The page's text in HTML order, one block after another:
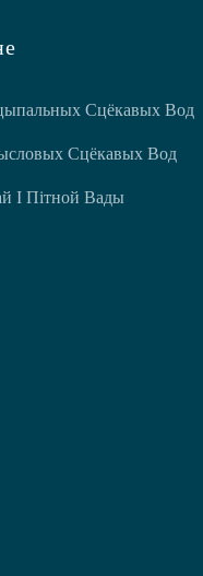
Сцёкавых Вод
Сцёкавых Вод
І Пітной Вады